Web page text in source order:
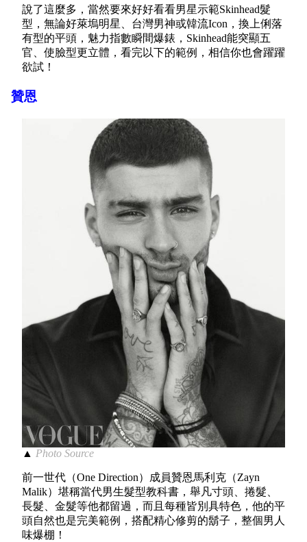
說了這麼多，當然要來好好看看男星示範Skinhead髮
型，無論好萊塢明星、台灣男神或韓流Icon，換上俐落
有型的平頭，魅力指數瞬間爆錶，Skinhead能突顯五
官、使臉型更立體，看完以下的範例，相信你也會躍躍
欲試！
贊恩
▲ Photo Source
前一世代（One Direction）成員贊恩馬利克（Zayn
Malik）堪稱當代男生髮型教科書，舉凡寸頭、捲髮、
長髮、金髮等他都留過，而且每種皆別具特色，他的平
頭自然也是完美範例，搭配精心修剪的鬍子，整個男人
味爆棚！